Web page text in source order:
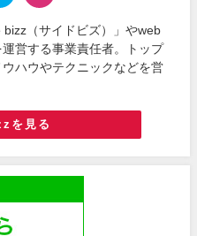
（サイドビズ）」やweb
営する事業責任者。トップ
ハウやテクニックなどを営
を見る